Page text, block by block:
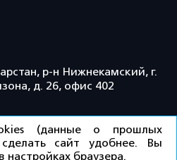
р-н Нижнекамский, г.
д. 26, офис 402
(данные о прошлых
сайт удобнее. Вы
браузера.